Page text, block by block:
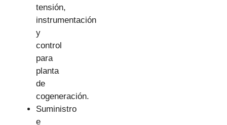
tensión,
instrumentación
y
control
para
planta
de
cogeneración.
Suministro
e